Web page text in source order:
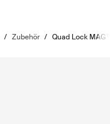
/ Zubehör / Quad Lock